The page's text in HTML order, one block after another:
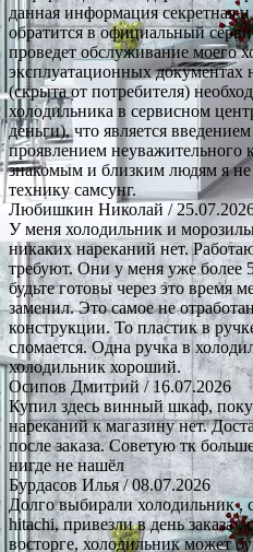
данная информация секретная
обратится в официальный
проведет обслуживание моего
эксплуатационных документах
(скрыта от потребителя)
холодильника в сервисном
деньги), что является
проявлением
знакомым и близким людям я
технику самсунг.
Любишкин Николай /
У меня холодильник и
никаких нареканий нет.
требуют. Они у меня уже более
будьте готовы через это время
заменил. Это самое не
конструкции. То пластик в
сломается. Одна ручка в
холодильник хороший.
Осипов Дмитрий/ 16.07.2026
Купил здесь винный шкаф,
нареканий к магазину нет.
после заказа. Советую тк
нигде не нашёл
Бурдасов Илья/ 08.07.2026
Долго выбирали холодильник ,
hitachi, привезли в день заказа
восторге, холодильник может